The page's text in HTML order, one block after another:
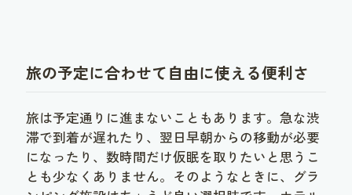
旅の予定に合わせて自由に使える便利さ
旅は予定通りに進まないこともあります。急な渋
滞で到着が遅れたり、翌日早朝からの移動が必要
になったり、数時間だけ仮眠を取りたいと思うこ
とも少なくありません。そのようなときに、グラ